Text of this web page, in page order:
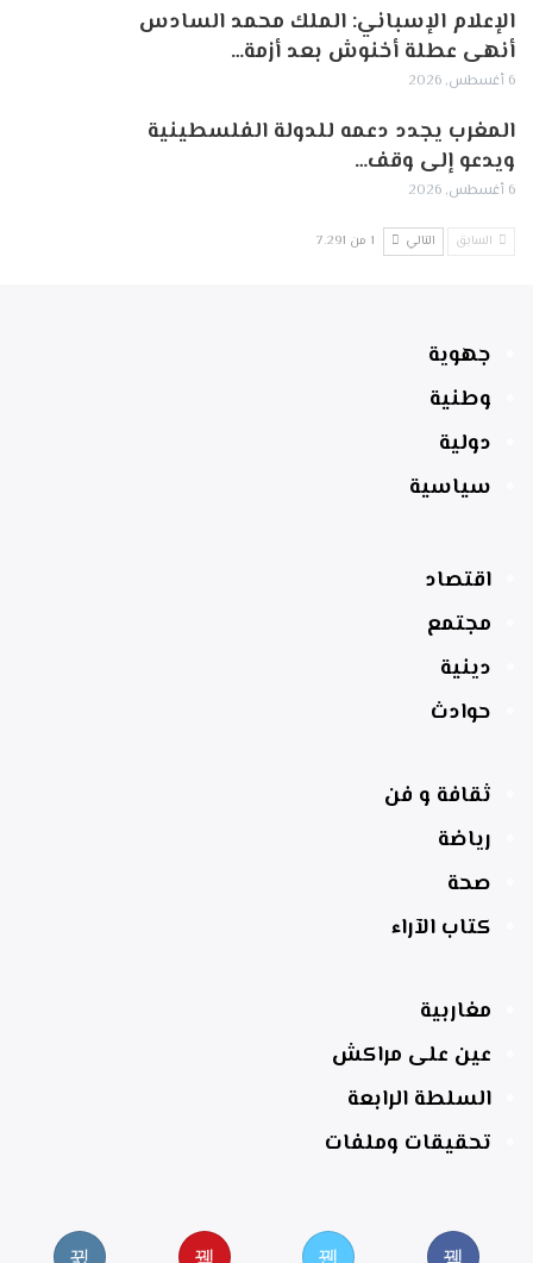
الإعلام الإسباني: الملك محمد السادس
أنهى عطلة أخنوش بعد أزمة…
6 أغسطس, 2026
المغرب يجدد دعمه للدولة الفلسطينية
ويدعو إلى وقف…
6 أغسطس, 2026
السابق التالي 1 من 7٬291
جهوية
وطنية
دولية
سياسية
اقتصاد
مجتمع
دينية
حوادث
ثقافة و فن
رياضة
صحة
كتاب الآراء
مغاربية
عين على مراكش
السلطة الرابعة
تحقيقات وملفات